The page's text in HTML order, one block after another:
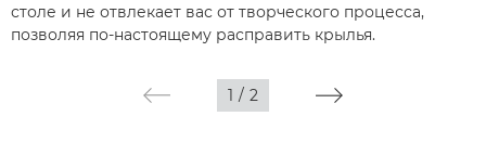
столе и не отвлекает вас от творческого процесса,
позволяя по-настоящему расправить крылья.
1 / 2